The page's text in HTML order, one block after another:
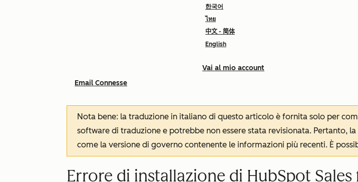
한국어
ไทย
中文 - 简体
English
Vai al mio account
Email Connesse
Nota bene: la traduzione in italiano di questo articolo è fornita solo per
software di traduzione e potrebbe non essere stata revisionata. Pertanto,
come la versione di governo contenente le informazioni più recenti. È
Errore di installazione di HubSpot Sales